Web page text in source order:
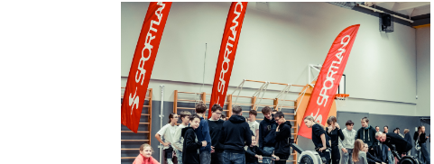
Image